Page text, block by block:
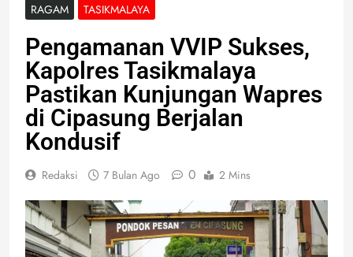
RAGAM TASIKMALAYA
Pengamanan VVIP Sukses,
Kapolres Tasikmalaya
Pastikan Kunjungan Wapres
di Cipasung Berjalan
Kondusif
Redaksi 7 Bulan Ago 0 2 Mins